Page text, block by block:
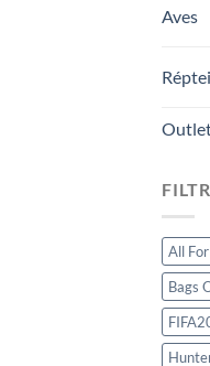
Aves
All
Bags